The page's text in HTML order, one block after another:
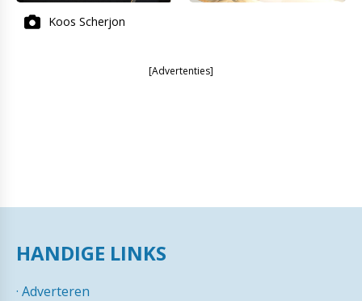
Koos Scherjon
[Advertenties]
HANDIGE LINKS
· Adverteren